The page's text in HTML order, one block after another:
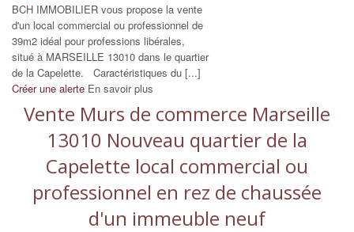
BCH IMMOBILIER vous propose la vente
d'un local commercial ou professionnel de
39m2 idéal pour professions libérales,
situé à MARSEILLE 13010 dans le quartier
de la Capelette. Caractéristiques du [...]
Créer une alerte En savoir plus
Vente Murs de commerce Marseille
13010 Nouveau quartier de la
Capelette local commercial ou
professionnel en rez de chaussée
d'un immeuble neuf